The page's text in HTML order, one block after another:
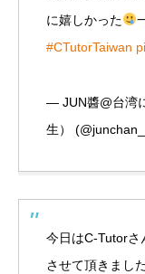
に嬉しかった
#CTutorTaiwan
— JUN醬@台湾
生）
今日はC-Tutorさ
させて頂きまし